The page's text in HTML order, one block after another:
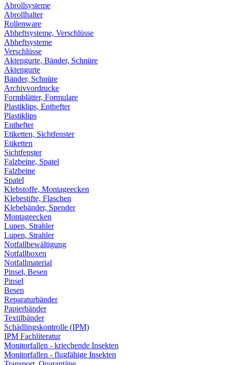
Abrollsysteme
Abrollhalter
Rollenware
Abheftsysteme, Verschlüsse
Abheftsysteme
Verschlüsse
Aktengurte, Bänder, Schnüre
Aktengurte
Bänder, Schnüre
Archivvordrucke
Formblätter, Formulare
Plastiklips, Enthefter
Plastiklips
Enthefter
Etiketten, Sichtfenster
Etiketten
Sichtfenster
Falzbeine, Spatel
Falzbeine
Spatel
Klebstoffe, Montageecken
Klebestifte, Flaschen
Klebebänder, Spender
Montageecken
Lupen, Strahler
Lupen, Strahler
Notfallbewältigung
Notfallboxen
Notfallmaterial
Pinsel, Besen
Pinsel
Besen
Reparaturbänder
Papierbänder
Textilbänder
Schädlingskontrolle (IPM)
IPM Fachliteratur
Monitorfallen - kriechende Insekten
Monitorfallen - flugfähige Insekten